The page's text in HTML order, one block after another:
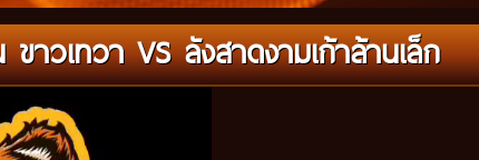
วเทวา VS ลังสาดงามเก้าล้านเล็ก